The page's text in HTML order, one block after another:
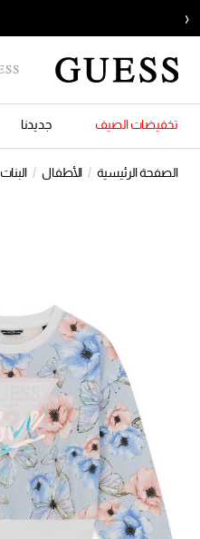
‹
تخفيضات الصيف جديدنا
الصفحة الرئيسية الأطفال البنات 6-16 سنة